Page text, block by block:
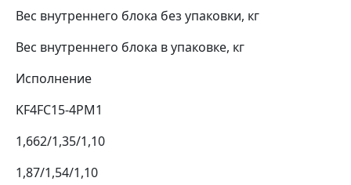
Вес внутреннего блока без упаковки, кг
Вес внутреннего блока в упаковке, кг
Исполнение
KF4FC15-4PM1
1,662/1,35/1,10
1,87/1,54/1,10